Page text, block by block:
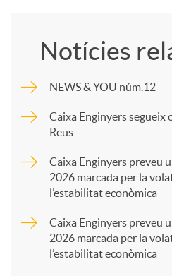
m
p
a
Notícies
NEWS & YOU núm.12
Caixa Enginyers segueix
Reus
Caixa Enginyers preveu
2026 marcada per la
l’estabilitat econòmica
Caixa Enginyers preveu
2026 marcada per la
l’estabilitat econòmica